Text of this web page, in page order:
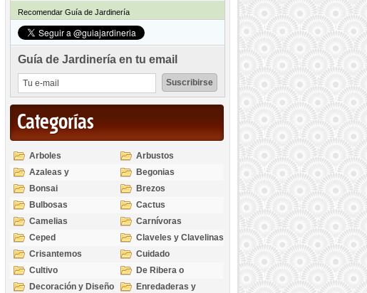
Recomendar Guía de Jardinería
Guía de Jardinería en tu email
Categorías
Arboles
Arbustos
Azaleas y
Rododendros
Begonias
Bonsai
Brezos
Bulbosas
Cactus
Camelias
Carnívoras
Ceped
Claveles y Clavelinas
Crisantemos
Cuidado
Cultivo
De Ribera o
Palustres
Decoración y Diseño
Enredaderas y